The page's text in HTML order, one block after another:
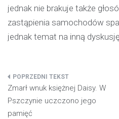
jednak nie brakuje także
zastąpienia samochodów
jednak temat na inną
Nawigacja
wpisu
Zmarł wnuk księżnej Daisy. W
Pszczynie uczczono jego
pamięć